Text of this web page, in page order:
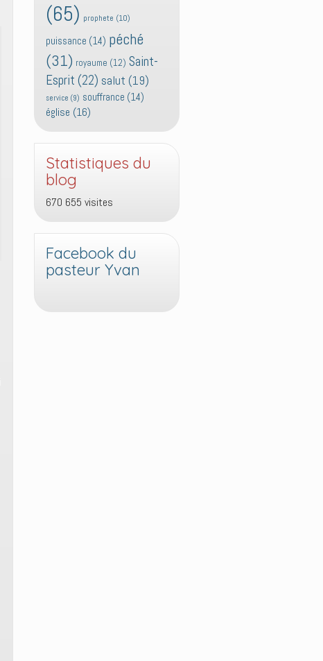
(65) prophete (10)
puissance (14) péché
(31) royaume (12) Saint-
Esprit (22) salut (19)
service (9) souffrance (14)
église (16)
Statistiques du
blog
670 655 visites
Facebook du
pasteur Yvan